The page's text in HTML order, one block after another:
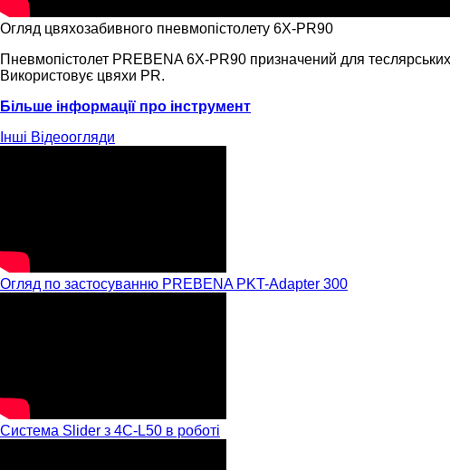
Огляд цвяхозабивного пневмопістолету 6X-PR90
Пневмопістолет PREBENA 6X-PR90 призначений для
Використовує цвяхи PR.
Більше інформації про інструмент
Інші Відеоогляди
Огляд по застосуванню PREBENA PKT-Adapter 300
Система Slider з 4C-L50 в роботі